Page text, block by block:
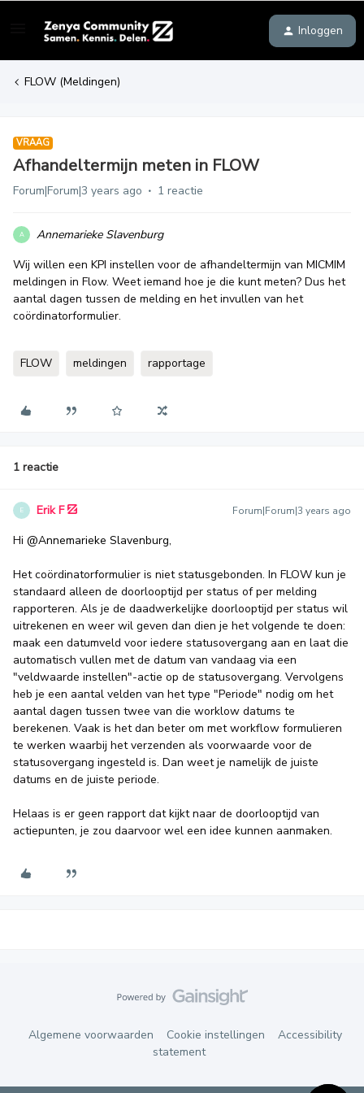
Inloggen
FLOW (Meldingen)
VRAAG
Afhandeltermijn meten in FLOW
Forum|Forum|3 years ago 1 reactie
A
Annemarieke Slavenburg
Wij willen een KPI instellen voor de afhandeltermijn van MICMIM
meldingen in Flow. Weet iemand hoe je die kunt meten? Dus het
aantal dagen tussen de melding en het invullen van het
coördinatorformulier.
FLOW meldingen rapportage
1 reactie
E Erik F Forum|Forum|3 years ago
Hi @Annemarieke Slavenburg,
Het coördinatorformulier is niet statusgebonden. In FLOW kun je
standaard alleen de doorlooptijd per status of per melding
rapporteren. Als je de daadwerkelijke doorlooptijd per status wil
uitrekenen en weer wil geven dan dien je het volgende te doen:
maak een datumveld voor iedere statusovergang aan en laat die
automatisch vullen met de datum van vandaag via een
"veldwaarde instellen"-actie op de statusovergang. Vervolgens
heb je een aantal velden van het type "Periode" nodig om het
aantal dagen tussen twee van die worklow datums te
berekenen. Vaak is het dan beter om met workflow formulieren
te werken waarbij het verzenden als voorwaarde voor de
statusovergang ingesteld is. Dan weet je namelijk de juiste
datums en de juiste periode.
Helaas is er geen rapport dat kijkt naar de doorlooptijd van
actiepunten, je zou daarvoor wel een idee kunnen aanmaken.
Algemene voorwaarden Cookie instellingen
Accessibility
statement